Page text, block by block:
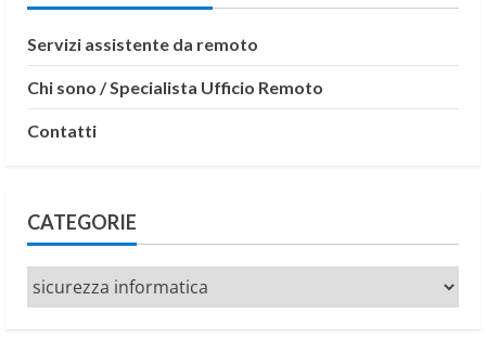
il
tuo
ufficio
digitale
Servizi assistente da remoto
Chi sono / Specialista Ufficio Remoto
Contatti
CATEGORIE
Categorie